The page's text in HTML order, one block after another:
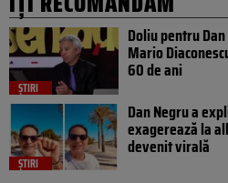
ȘTIRI
Doliu pentru
Mario
60 de ani
ȘTIRI
Dan Negru a
exagerează la
devenit virală